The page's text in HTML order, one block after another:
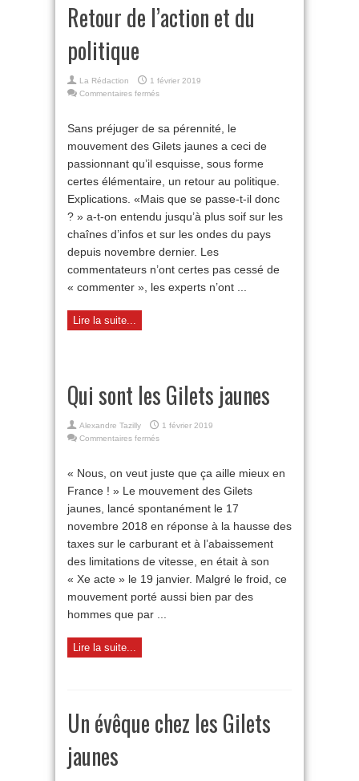
Retour de l’action et du
politique
La Rédaction
1 février 2019
Commentaires fermés
l’action
et
politique
Sans préjuger de sa pérennité, le
mouvement des Gilets jaunes a ceci de
passionnant qu’il esquisse, sous forme
certes élémentaire, un retour au politique.
Explications. «Mais que se passe-t-il donc
? » a-t-on entendu jusqu’à plus soif sur les
chaînes d’infos et sur les ondes du pays
depuis novembre dernier. Les
commentateurs n’ont certes pas cessé de
« commenter », les experts n’ont ...
Lire la suite...
Qui sont les Gilets jaunes
Alexandre Tazilly
1 février 2019
Commentaires fermés
les
Gilets
« Nous, on veut juste que ça aille mieux en
France ! » Le mouvement des Gilets
jaunes, lancé spontanément le 17
novembre 2018 en réponse à la hausse des
taxes sur le carburant et à l’abaissement
des limitations de vitesse, en était à son
« Xe acte » le 19 janvier. Malgré le froid, ce
mouvement porté aussi bien par des
hommes que par ...
Lire la suite...
Un évêque chez les Gilets
jaunes